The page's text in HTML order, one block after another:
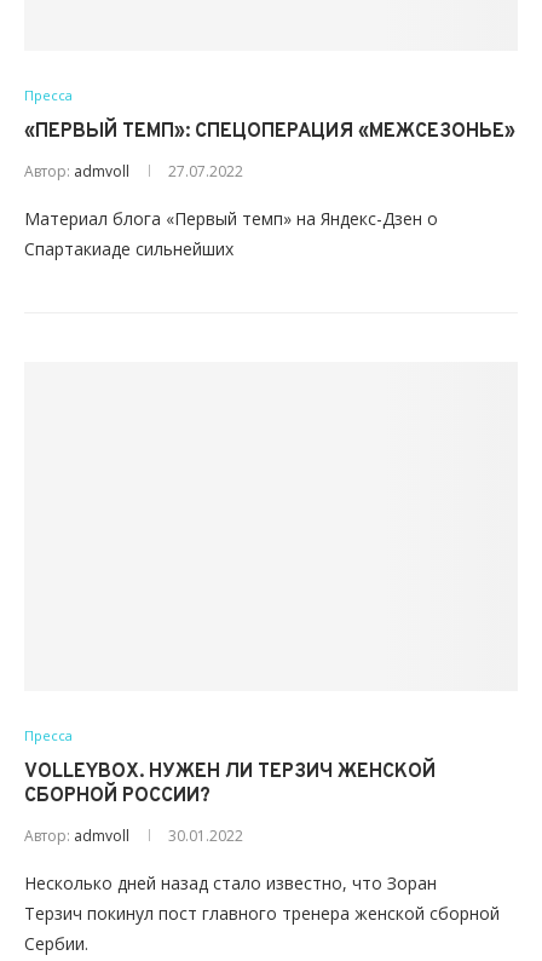
Пресса
«ПЕРВЫЙ ТЕМП»: СПЕЦОПЕРАЦИЯ «МЕЖСЕЗОНЬЕ»
Автор: admvoll 27.07.2022
Материал блога «Первый темп» на Яндекс-Дзен о
Спартакиаде сильнейших
Пресса
VOLLEYBOX. НУЖЕН ЛИ ТЕРЗИЧ ЖЕНСКОЙ
СБОРНОЙ РОССИИ?
Автор: admvoll 30.01.2022
Несколько дней назад стало известно, что Зоран
Терзич покинул пост главного тренера женской сборной
Сербии.